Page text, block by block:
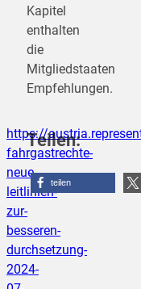
Kapitel
enthalten
die
Mitgliedstaaten
Empfehlungen.
https://
fahrgastrechte-
neue-
leitlinien-
zur-
besseren-
durchsetzung-
2024-
Teilen:
teilen